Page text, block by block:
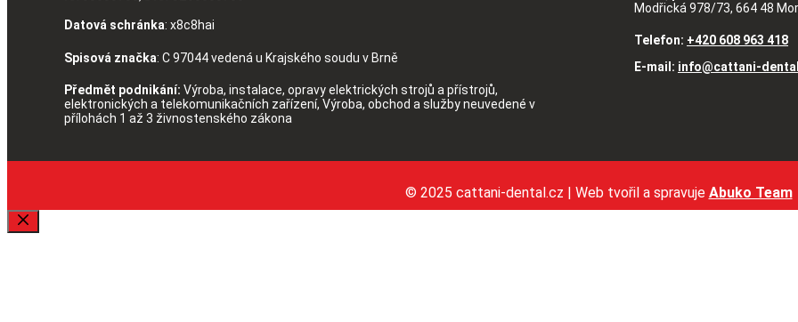
Datová schránka: x8c8hai
Spisová značka: C 97044 vedená u Krajského soudu v Brně
Předmět podnikání: Výroba, instalace, opravy elektrických strojů a přístrojů,
elektronických a telekomunikačních zařízení, Výroba, obchod a služby neuvedené v
přílohách 1 až 3 živnostenského zákona
Modřická 978/73, 664 48
Telefon: +420 608 963 418
E-mail: info@cattani-
© 2025 cattani-dental.cz | Web tvořil a spravuje Abuko Team
Zavřít